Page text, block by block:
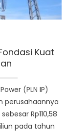
Kuat
(PLN IP)
perusahaannya
Rp110,58
pada tahun